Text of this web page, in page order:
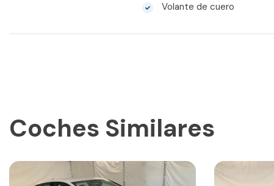
Volante de cuero
Coches Similares